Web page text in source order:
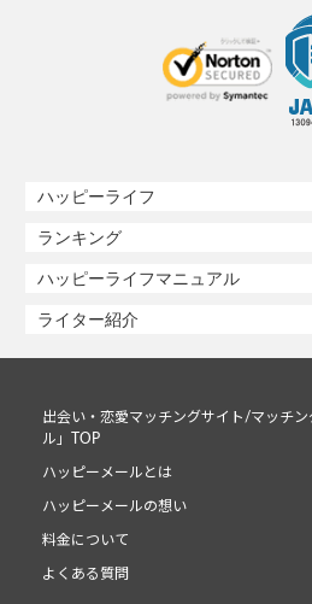
ハッピーライフ
ランキング
ハッピーライフマニュアル
ライター紹介
出会い・恋愛マッチングサイト/マッチ
ル」TOP
ハッピーメールとは
ハッピーメールの想い
料金について
よくある質問